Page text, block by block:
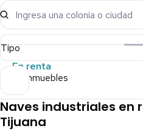
Ingresa una colonia o ciudad
Tipo
En renta
29 inmuebles
Naves industriales en
Tijuana